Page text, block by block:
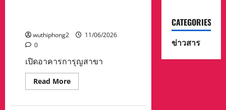
ใน
wuthiphong2
11/06/2026
0
เปิดอาคารการุญสาขา
Read MoreRead
more
CATEGORIES
ข่าวสาร